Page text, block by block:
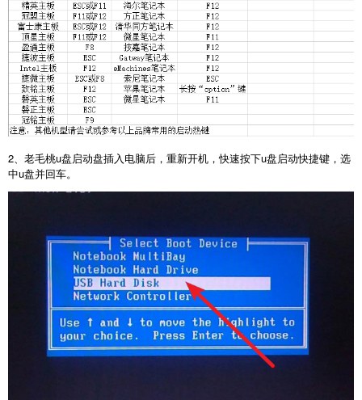
2、老毛桃u盘启动盘插入电脑后，重新开机，快速按下u盘启动快捷键，选
中u盘并回车。